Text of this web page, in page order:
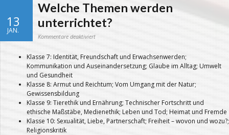
13
JAN.
Welche Themen werden
unterrichtet?
Kommentare deaktiviertfür
Welche
Themen
werden
unterrichtet?
Klasse 7: Identität, Freundschaft und Erwachsenwerden;
Kommunikation und Auseinandersetzung; Glaube im Alltag; Umwelt
und Gesundheit
Klasse 8: Armut und Reichtum; Vom Umgang mit der Natur;
Gewissensbildung
Klasse 9: Tierethik und Ernährung; Technischer Fortschritt und
ethische Maßstäbe, Medienethik; Leben und Tod; Heimat und Fremde
Klasse 10: Sexualität, Liebe, Partnerschaft; Freiheit – wovon und wozu?;
Religionskritik